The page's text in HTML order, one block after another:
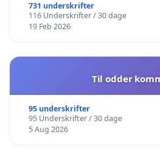
731 underskrifter
116 Underskrifter / 30 dage
19 Feb 2026
Til odder
95 underskrifter
95 Underskrifter / 30 dage
5 Aug 2026